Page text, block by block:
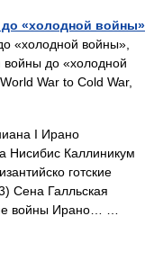
«холодной войны»
«холодной войны»,
до «холодной
War to Cold War,
I Ирано
Нисибис Каллиникум
готские
Сена Галльская
войны Ирано… …